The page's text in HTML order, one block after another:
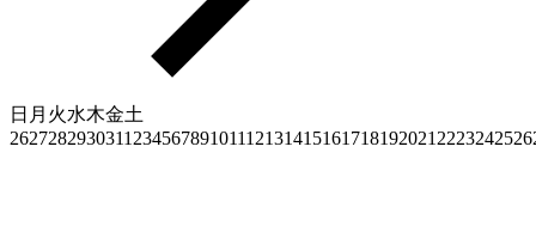
日 月 火水木金土
2627282930311 23456789101112131415161718192021 2223242526